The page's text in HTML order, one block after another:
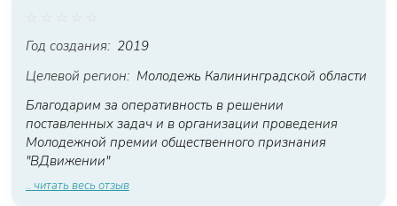
Год создания: 2019
Целевой регион: Молодежь Калининградской области
Благодарим за оперативность в решении
поставленных задач и в организации проведения
Молодежной премии общественного признания
"ВДвижении"
.. читать весь отзыв